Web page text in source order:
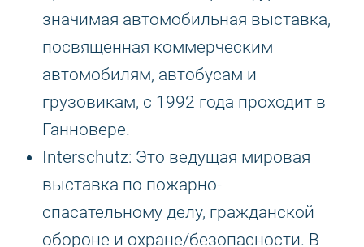
значимая автомобильная выставка,
посвященная коммерческим
автомобилям, автобусам и
грузовикам, с 1992 года проходит в
Ганновере.
Interschutz: Это ведущая мировая
выставка по пожарно-
спасательному делу, гражданской
обороне и охране/безопасности. В